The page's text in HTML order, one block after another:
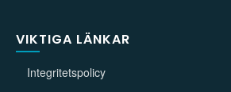
VIKTIGA LÄNKAR
Integritetspolicy